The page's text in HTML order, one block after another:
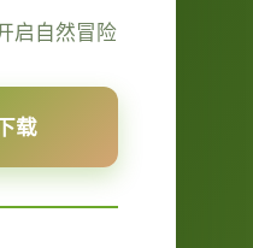
启自然冒险
载